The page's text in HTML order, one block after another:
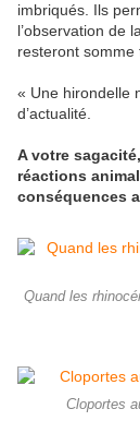
imbriqués. Ils
l’observation de
resteront somme
« Une hirondelle
d’actualité.
A votre
réactions
conséquences
Quand les
Cloportes